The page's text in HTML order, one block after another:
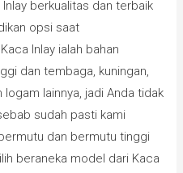
berkualitas dan terbaik
opsi saat
Inlay ialah bahan
dan tembaga, kuningan,
lainnya, jadi Anda tidak
sudah pasti kami
dan bermutu tinggi
beraneka model dari Kaca